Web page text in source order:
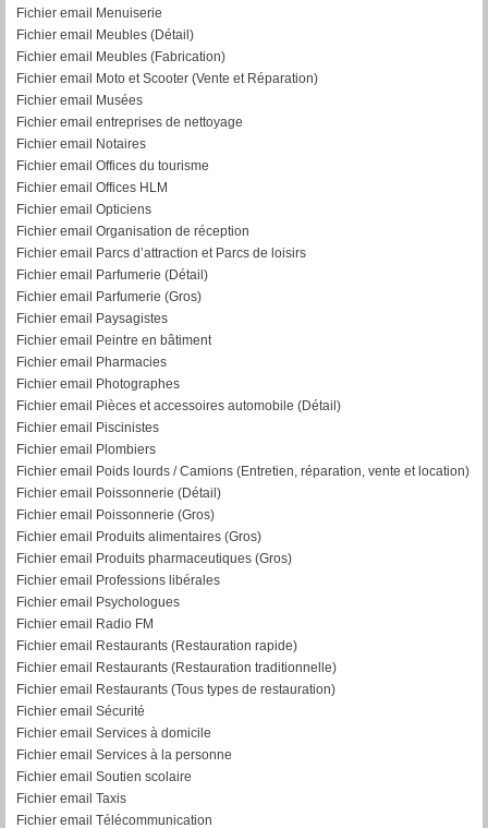
Fichier email Menuiserie
Fichier email Meubles (Détail)
Fichier email Meubles (Fabrication)
Fichier email Moto et Scooter (Vente et Réparation)
Fichier email Musées
Fichier email entreprises de nettoyage
Fichier email Notaires
Fichier email Offices du tourisme
Fichier email Offices HLM
Fichier email Opticiens
Fichier email Organisation de réception
Fichier email Parcs d’attraction et Parcs de loisirs
Fichier email Parfumerie (Détail)
Fichier email Parfumerie (Gros)
Fichier email Paysagistes
Fichier email Peintre en bâtiment
Fichier email Pharmacies
Fichier email Photographes
Fichier email Pièces et accessoires automobile (Détail)
Fichier email Piscinistes
Fichier email Plombiers
Fichier email Poids lourds / Camions (Entretien, réparation, vente et location)
Fichier email Poissonnerie (Détail)
Fichier email Poissonnerie (Gros)
Fichier email Produits alimentaires (Gros)
Fichier email Produits pharmaceutiques (Gros)
Fichier email Professions libérales
Fichier email Psychologues
Fichier email Radio FM
Fichier email Restaurants (Restauration rapide)
Fichier email Restaurants (Restauration traditionnelle)
Fichier email Restaurants (Tous types de restauration)
Fichier email Sécurité
Fichier email Services à domicile
Fichier email Services à la personne
Fichier email Soutien scolaire
Fichier email Taxis
Fichier email Télécommunication